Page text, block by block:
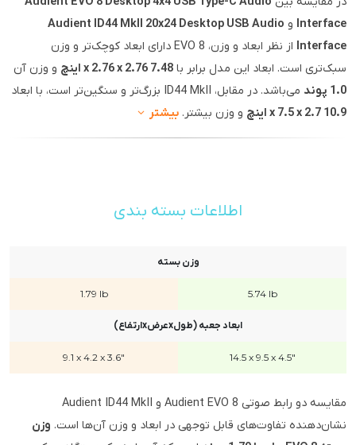
Interface و Audient ID44 MkII 20x24 Desktop USB Audio
Interface
از نظر ابعاد و وزن، EVO 8 دارای ابعاد کوچک‌تر و وزن
سبک‌تری است. ابعاد این مدل برابر با 7.48 x 2.76 x 2.76 اینچ
و وزن آن
1.0 پوند
می‌باشد. در مقابل، ID44 MkII بزرگ‌تر و سنگین‌تر است، با ابعاد
10.9 x 7.5 x 2.7 اینچ
و وزن بیشتر. بیشتر
اطلاعات بسته بندی
وزن بسته
5.74 lb
1.79 lb
ابعاد جعبه (طولxعرضxارتفاع)
14.5 x 9.5 x 4.5"
9.1 x 4.2 x 3.6"
مقایسه دو رابط صوتی Audient EVO 8 و Audient ID44 MkII
نشان‌دهنده تفاوت‌های قابل توجهی در ابعاد و وزن آن‌ها است. وزن